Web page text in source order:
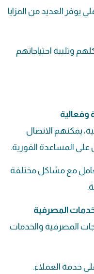
يوفر العديد من المزايا
وتلبية احتياجاتهم
يمكنهم الاتصال
المساعدة الفورية.
مع مشاكل مختلفة
المصرفية
المصرفية والخدمات
خدمة العملاء.